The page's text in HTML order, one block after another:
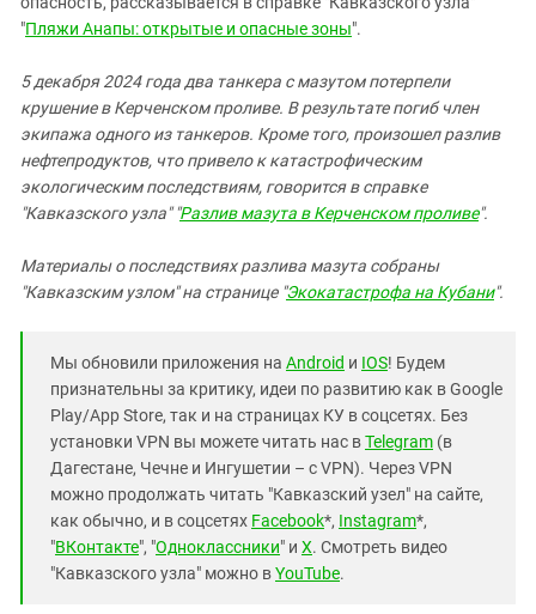
"Пляжи Анапы: открытые и опасные зоны".
5 декабря 2024 года два танкера с мазутом потерпели
крушение в Керченском проливе. В результате погиб член
экипажа одного из танкеров. Кроме того, произошел разлив
нефтепродуктов, что привело к катастрофическим
экологическим последствиям, говорится в справке
"Кавказского узла" "Разлив мазута в Керченском проливе".
Материалы о последствиях разлива мазута собраны
"Кавказским узлом" на странице "Экокатастрофа на Кубани".
Мы обновили приложения на Android и IOS! Будем
признательны за критику, идеи по развитию как в Google
Play/App Store, так и на страницах КУ в соцсетях. Без
установки VPN вы можете читать нас вTelegram (в
Дагестане, Чечне и Ингушетии – с VPN). Через VPN
можно продолжать читать "Кавказский узел" на сайте,
как обычно, и в соцсетях Facebook*, Instagram*,
"ВКонтакте", "Одноклассники" и X. Смотреть видео
"Кавказского узла" можно вYouTube.